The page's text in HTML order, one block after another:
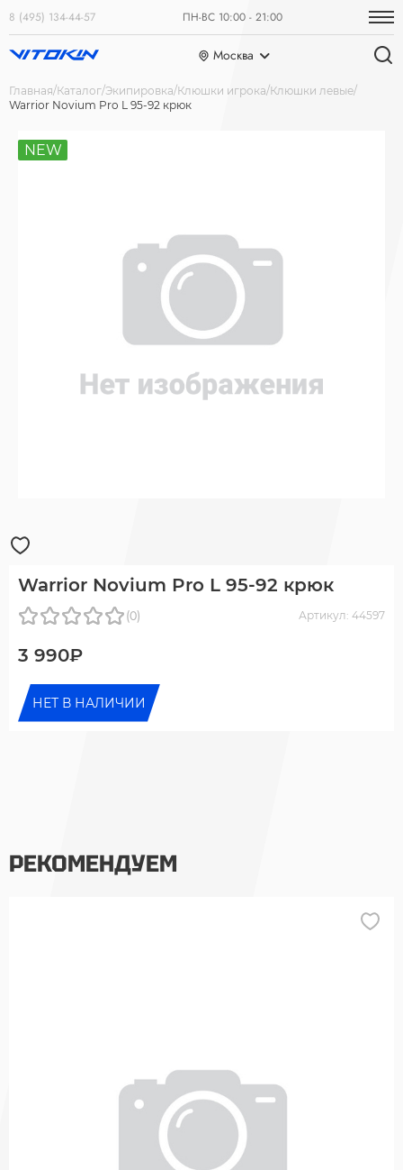
8 (495) 134-44-57 ПН-ВС 10:00 - 21:00
Москва
Главная Каталог Экипировка Клюшки игрока Клюшки левые
Warrior Novium Pro L 95-92 крюк
NEW
Warrior Novium Pro L 95-92 крюк
(0) Артикул: 44597
3 990₽
НЕТ В НАЛИЧИИ
РЕКОМЕНДУЕМ